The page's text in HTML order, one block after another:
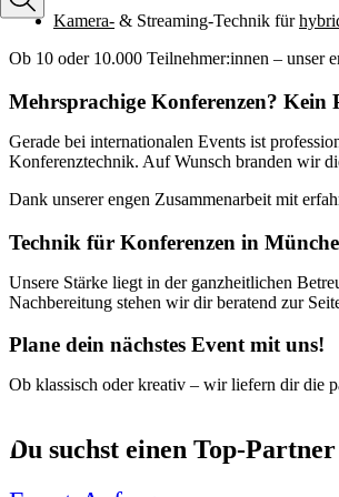
Kamera- & Streaming-Technik für
Ob 10 oder 10.000 Teilnehmer:innen – unser
Mehrsprachige Konferenzen? Kein
Gerade bei internationalen Events ist
Konferenztechnik. Auf Wunsch branden wir
Dank unserer engen Zusammenarbeit mit
Technik für Konferenzen in
Unsere Stärke liegt in der ganzheitlichen
Nachbereitung stehen wir dir beratend zur
Plane dein nächstes Event mit uns!
Ob klassisch oder kreativ – wir liefern dir die
Du suchst einen Top-